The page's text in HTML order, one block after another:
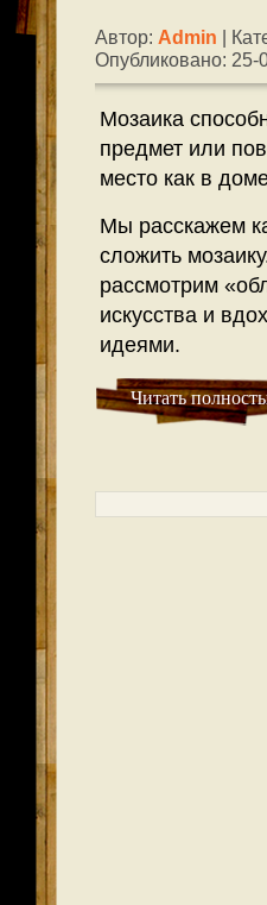
Автор: Admin |
Опубликовано: 25-
Мозаика
предмет или
место как в
Мы расскажем
сложить
рассмотрим
искусства и
идеями.
Читать